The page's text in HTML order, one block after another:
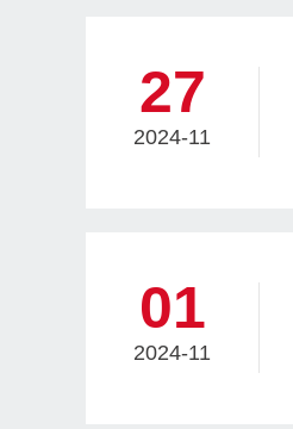
27
2024-11
01
2024-11